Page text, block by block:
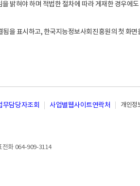
밝혀야 하며 적법한 절차에 따라 게재한 경우에
을 표시하고, 한국지능정보사회진흥원의 첫 화
무담당자조회 사업별웹사이트연락처 개인정
전화 064-909-3114